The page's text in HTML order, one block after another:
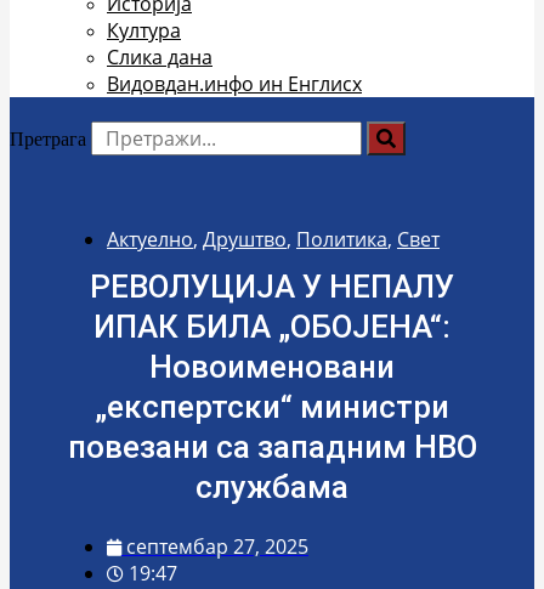
Култура
Слика дана
Видовдан.инфо ин Енглисх
Претрага
Актуелно, Друштво, Политика, Свет
РЕВОЛУЦИЈА У НЕПАЛУ
ИПАК БИЛА „ОБОЈЕНА“:
Новоименовани
„експертски“ министри
повезани са западним НВО
службама
септембар 27, 2025
19:47